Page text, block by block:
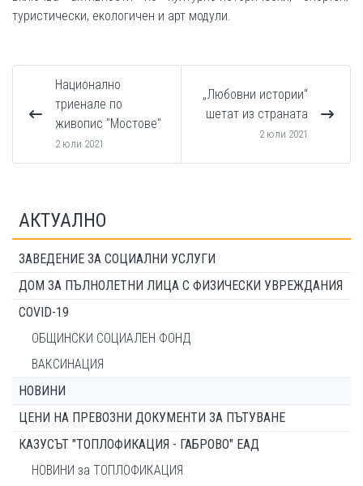
туристически, екологичен и арт модули.
Национално
триенале по
живопис "Мостове"
2 юли 2021
„Любовни истории“
шетат из страната
2 юли 2021
АКТУАЛНО
ЗАВЕДЕНИЕ ЗА СОЦИАЛНИ УСЛУГИ
ДОМ ЗА ПЪЛНОЛЕТНИ ЛИЦА С ФИЗИЧЕСКИ УВРЕЖДАНИЯ
COVID-19
ОБЩИНСКИ СОЦИАЛЕН ФОНД
ВАКСИНАЦИЯ
НОВИНИ
ЦЕНИ НА ПРЕВОЗНИ ДОКУМЕНТИ ЗА ПЪТУВАНЕ
КАЗУСЪТ "ТОПЛОФИКАЦИЯ - ГАБРОВО" ЕАД
НОВИНИ за ТОПЛОФИКАЦИЯ